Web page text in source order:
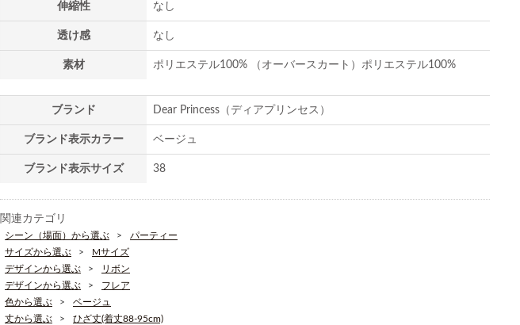
伸縮性 なし
透け感 なし
素材 ポリエステル100% （オーバースカート）ポリエステル100%
ブランド Dear Princess（ディアプリンセス）
ブランド表示カラー ベージュ
ブランド表示サイズ 38
関連カテゴリ
シーン（場面）から選ぶ
パーティー
サイズから選ぶ
Mサイズ
デザインから選ぶ
リボン
デザインから選ぶ
フレア
色から選ぶ
ベージュ
丈から選ぶ
ひざ丈(着丈88-95cm)